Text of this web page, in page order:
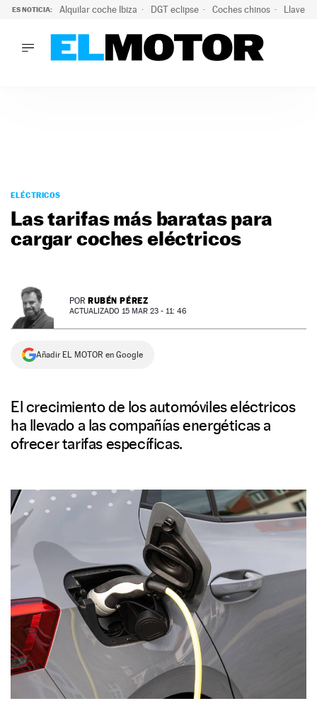
ES NOTICIA: Alquilar coche Ibiza DGT eclipse Coches chinos Llaves
PODCAST
MOTOS
TECNOLOGÍA
SUPERCOCHES
PREMIOS
SERVICIOS
ELÉCTRICOS
Las tarifas más baratas para
cargar coches eléctricos
POR RUBÉN PÉREZ
ACTUALIZADO 15 MAR 23 - 11: 46
Añadir EL MOTOR en Google
El crecimiento de los automóviles eléctricos
ha llevado a las compañías energéticas a
ofrecer tarifas específicas.